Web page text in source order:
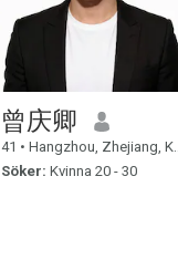
曾庆卿
41 • Hangzhou, Zhejiang, Kina
Söker: Kvinna 20 - 30